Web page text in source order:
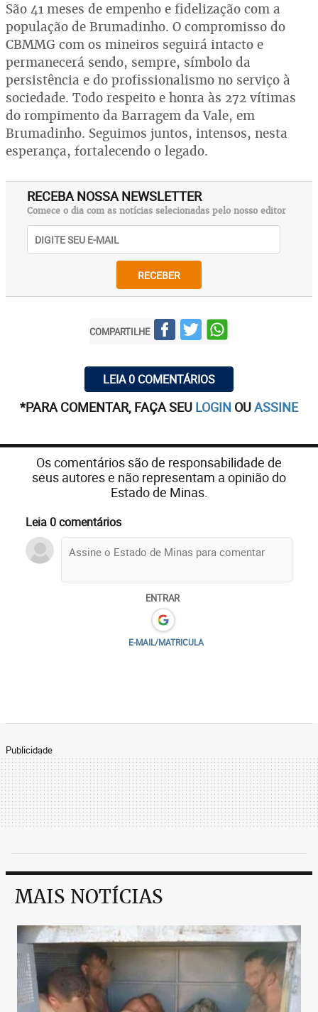
São 41 meses de empenho e fidelização com a
população de Brumadinho. O compromisso do
CBMMG com os mineiros seguirá intacto e
permanecerá sendo, sempre, símbolo da
persistência e do profissionalismo no serviço à
sociedade. Todo respeito e honra às 272 vítimas
do rompimento da Barragem da Vale, em
Brumadinho. Seguimos juntos, intensos, nesta
esperança, fortalecendo o legado.
RECEBA NOSSA NEWSLETTER
Comece o dia com as notícias selecionadas pelo nosso editor
RECEBER
COMPARTILHE
LEIA 0 COMENTÁRIOS
*PARA COMENTAR, FAÇA SEU LOGIN OUASSINE
Os comentários são de responsabilidade de
seus autores e não representam a opinião do
Estado de Minas.
Leia 0 comentários
ENTRAR
E-MAIL/MATRICULA
Publicidade
MAIS NOTÍCIAS